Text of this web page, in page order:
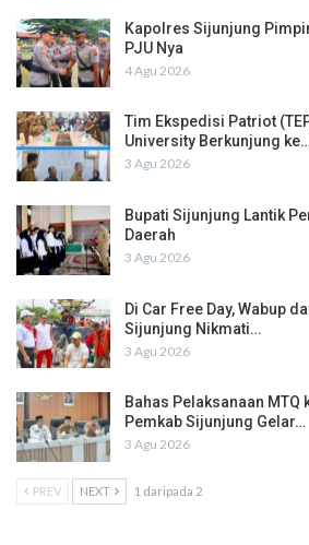
Kapolres Sijunjung
PJU Nya
4 Agu 2026
Tim Ekspedisi Patriot
University Berkunjung
3 Agu 2026
Bupati Sijunjung Lantik
Daerah
3 Agu 2026
Di Car Free Day, Wabup
Sijunjung Nikmati…
3 Agu 2026
Bahas Pelaksanaan MTQ
Pemkab Sijunjung Gelar…
3 Agu 2026
PREV NEXT 1 daripada 2